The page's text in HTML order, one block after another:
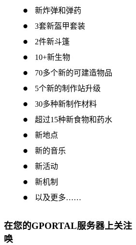
新炸弹和弹药
3套新盔甲套装
2件新斗篷
10+新生物
70多个新的可建造物品
5个新的制作站升级
30多种新制作材料
超过15种新食物和药水
新地点
新的音乐
新活动
新机制
以及更多……
在您的GPORTAL服务器上关注
唤